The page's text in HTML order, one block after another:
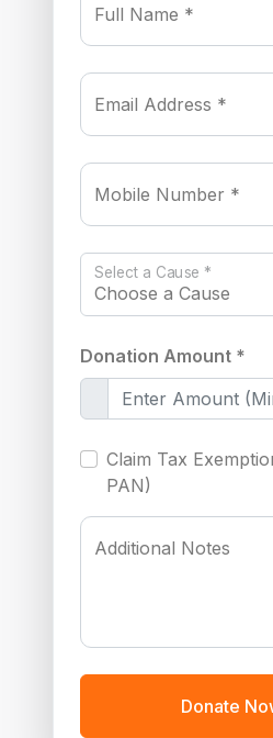
Full Name *
Email Address *
Mobile Number *
Select a Cause *
Donation Amount *
Claim Tax
PAN)
Additional Notes
Donate